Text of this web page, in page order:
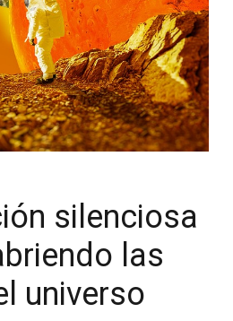
silenciosa
las
universo